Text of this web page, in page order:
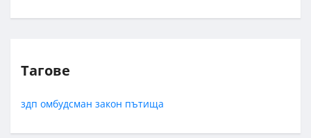
Тагове
здп омбудсман закон пътища